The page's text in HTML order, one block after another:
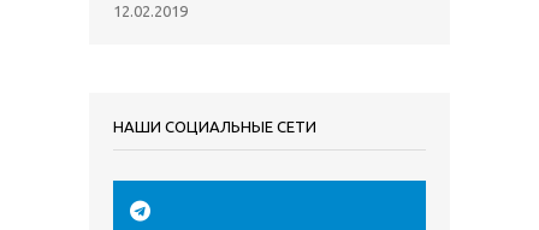
12.02.2019
НАШИ СОЦИАЛЬНЫЕ СЕТИ